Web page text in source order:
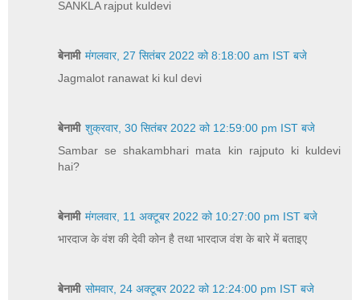
SANKLA rajput kuldevi
बेनामी मंगलवार, 27 सितंबर 2022 को 8:18:00 am IST बजे
Jagmalot ranawat ki kul devi
बेनामी शुक्रवार, 30 सितंबर 2022 को 12:59:00 pm IST बजे
Sambar se shakambhari mata kin rajputo ki kuldevi
hai?
बेनामी मंगलवार, 11 अक्टूबर 2022 को 10:27:00 pm IST बजे
भारदाज के वंश की देवी कोन है तथा भारदाज वंश के बारे में बताइए
बेनामी सोमवार, 24 अक्टूबर 2022 को 12:24:00 pm IST बजे